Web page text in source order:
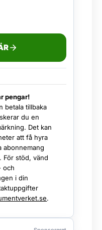
pengar!
betala tillbaka
du en
Det kan
att få hyra
abonnemang
För stöd, vänd
och
i din
.